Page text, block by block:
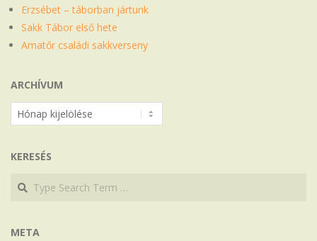
Erzsébet – táborban jártunk
Sakk Tábor első hete
Amatőr családi sakkverseny
ARCHÍVUM
Archívum
KERESÉS
Search
Search
META